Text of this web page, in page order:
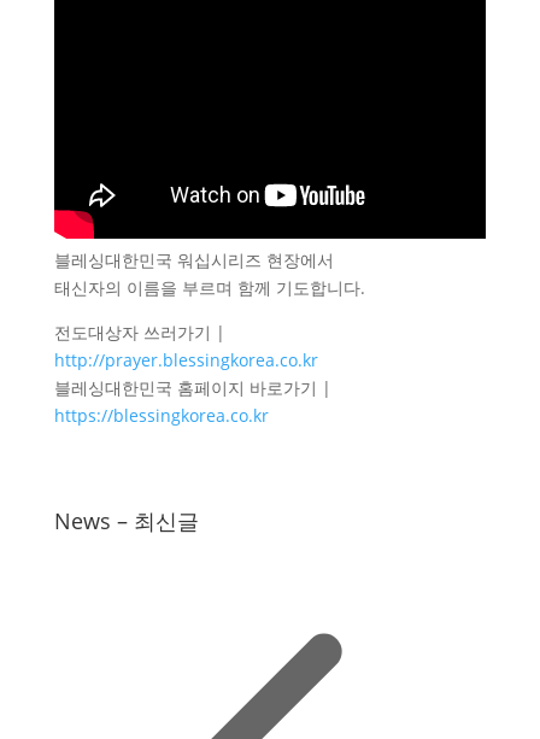
블레싱대한민국 워십시리즈 현장에서
태신자의 이름을 부르며 함께 기도합니다.
전도대상자 쓰러가기 |
http://prayer.blessingkorea.co.kr
블레싱대한민국 홈페이지 바로가기 |
https://blessingkorea.co.kr
News – 최신글